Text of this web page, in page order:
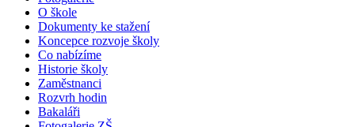
O škole
Dokumenty ke stažení
Koncepce rozvoje školy
Co nabízíme
Historie školy
Zaměstnanci
Rozvrh hodin
Bakaláři